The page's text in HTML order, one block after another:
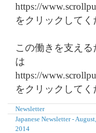
https://
をクリックしてく
この働きを支え
は
https://
をクリックしてく
Newsletter
Japanese Newsletter - August,
2014